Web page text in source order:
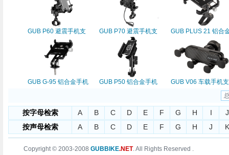
GUB P60 避震手机支
GUB P70 避震手机支
GUB PLUS 21 铝合
GUB G-95 铝合金手机
GUB P50 铝合金手机
GUB V06 车载手机支
按字母检索 A B C D E F G H I
J
按声母检索
A B C D E F G H J K
Copyright © 2003-2008 GUBBIKE.NET. All Rights Reserved .